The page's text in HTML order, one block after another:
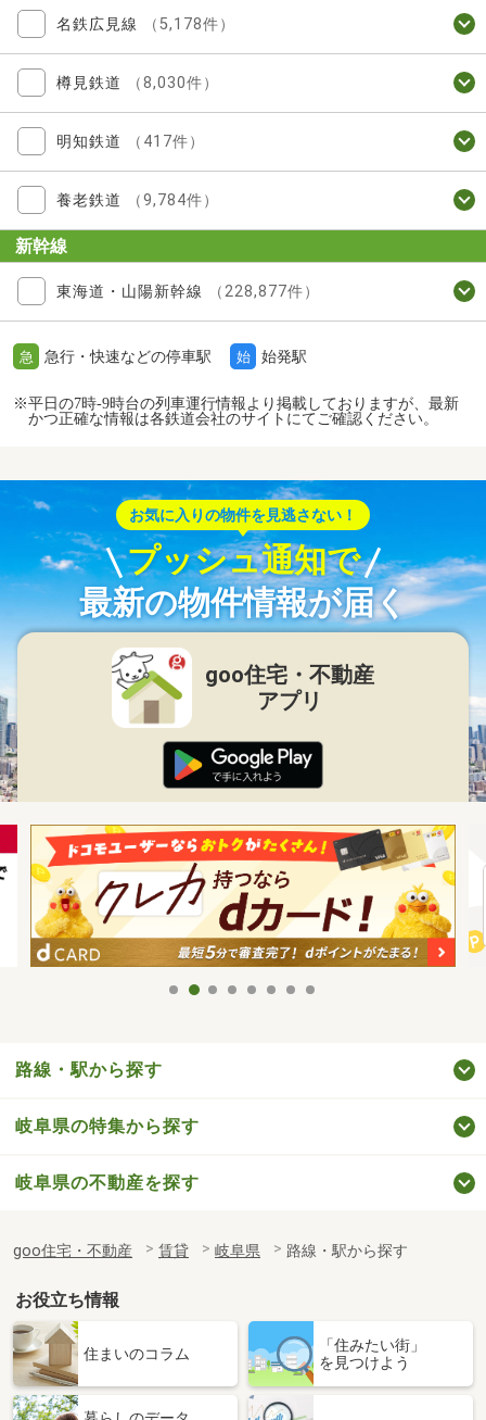
名鉄広見線 （5,178件）
樽見鉄道 （8,030件）
明知鉄道 （417件）
養老鉄道 （9,784件）
新幹線
東海道・山陽新幹線 （228,877件）
急 急行・快速などの停車駅 始 始発駅
※平日の7時-9時台の列車運行情報より掲載しておりますが、最新
かつ正確な情報は各鉄道会社のサイトにてご確認ください。
お気に入りの物件を見逃さない！
プッシュ通知で
最新の物件情報が届く
goo住宅・不動産
アプリ
路線・駅から探す
岐阜県の特集から探す
岐阜県の不動産を探す
goo住宅・不動産 賃貸 岐阜県 路線・駅から探す
お役立ち情報
住まいのコラム
「住みたい街」
を見つけよう